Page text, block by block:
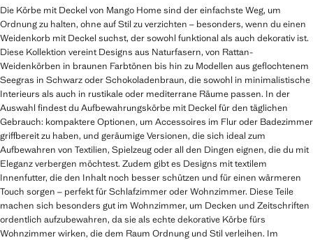
Die Körbe mit Deckel von Mango Home sind der einfachste Weg, um
Ordnung zu halten, ohne auf Stil zu verzichten – besonders, wenn du einen
Weidenkorb mit Deckel suchst, der sowohl funktional als auch dekorativ ist.
Diese Kollektion vereint Designs aus Naturfasern, von Rattan-
Weidenkörben in braunen Farbtönen bis hin zu Modellen aus geflochtenem
Seegras in Schwarz oder Schokoladenbraun, die sowohl in minimalistische
Interieurs als auch in rustikale oder mediterrane Räume passen. In der
Auswahl findest du Aufbewahrungskörbe mit Deckel für den täglichen
Gebrauch: kompaktere Optionen, um Accessoires im Flur oder Badezimmer
griffbereit zu haben, und geräumige Versionen, die sich ideal zum
Aufbewahren von Textilien, Spielzeug oder all den Dingen eignen, die du mit
Eleganz verbergen möchtest. Zudem gibt es Designs mit textilem
Innenfutter, die den Inhalt noch besser schützen und für einen wärmeren
Touch sorgen – perfekt für Schlafzimmer oder Wohnzimmer. Diese Teile
machen sich besonders gut im Wohnzimmer, um Decken und Zeitschriften
ordentlich aufzubewahren, da sie als echte dekorative Körbe fürs
Wohnzimmer wirken, die dem Raum Ordnung und Stil verleihen. Im